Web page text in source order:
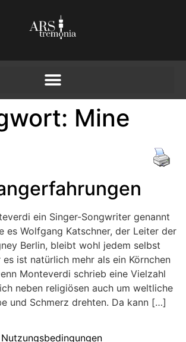
Mine
ein Singer-Songwriter genannt
es Wolfgang Katschner, der Leiter der
Berlin, bleibt wohl jedem selbst
es ist natürlich mehr als ein Körnchen
Monteverdi schrieb eine Vielzahl
neben religiösen auch um weltliche
und Schmerz drehten. Da kann […]
Nutzungsbedingungen